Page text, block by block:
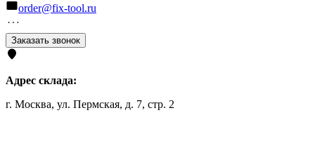
order@fix-tool.ru
Заказать звонок
Адрес склада:
г. Москва, ул. Пермская, д. 7, стр. 2